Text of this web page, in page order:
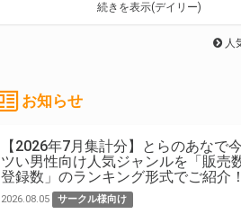
続きを表示(デイリー)
人
お知らせ
【2026年7月集計分】とらのあなで
ツい男性向け人気ジャンルを「販売
登録数」のランキング形式でご紹介！
2026.08.05 サークル様向け